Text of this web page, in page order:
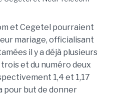
et Cegetel pourraient
mariage, officialisant
il y a déjà plusieurs
et du numéro deux
1,4 et 1,17
pour but de donner